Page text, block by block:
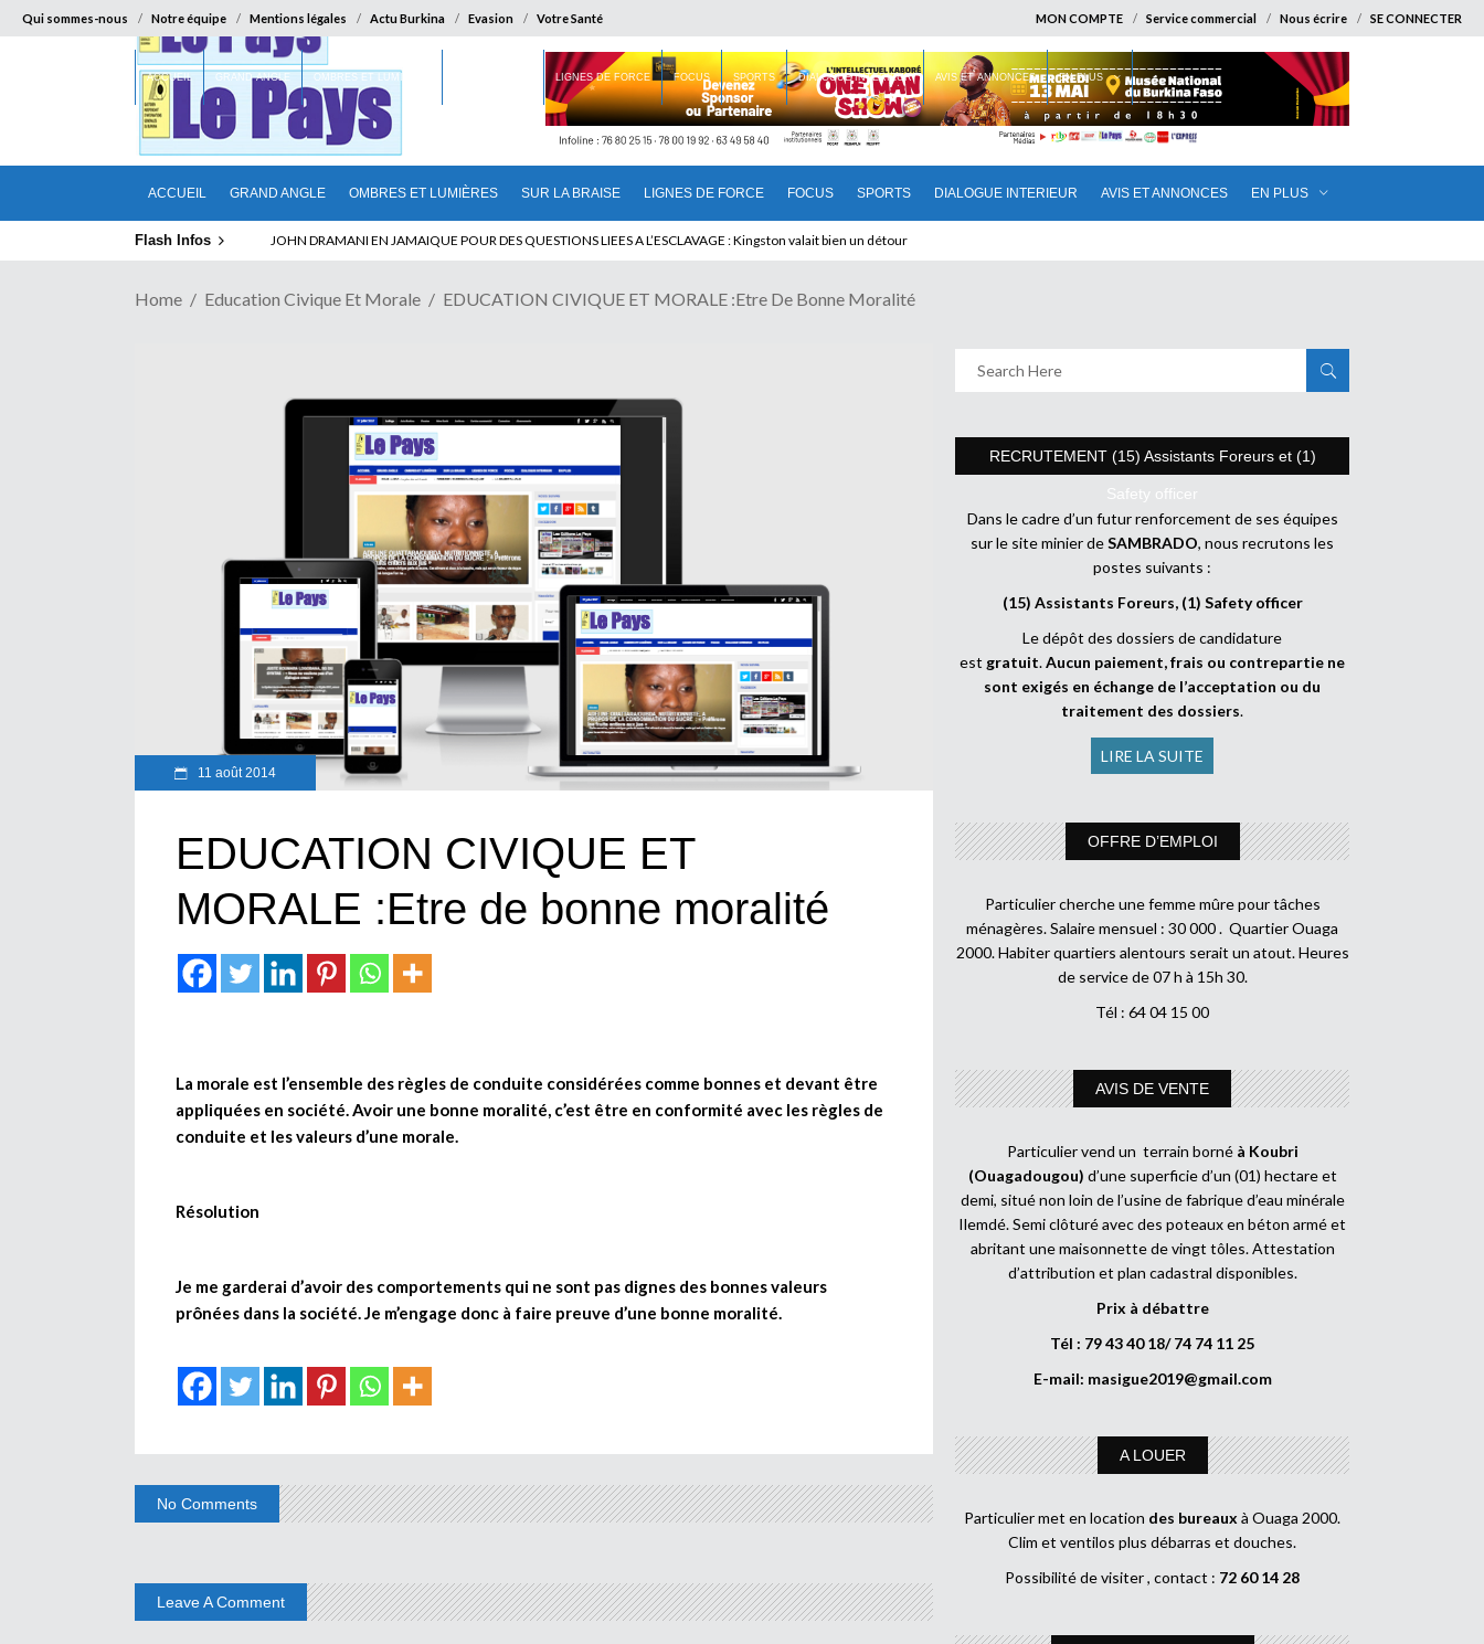
Qui sommes-nous Notre équipe Mentions légales Actu Burkina Evasion Votre Santé MON COMPTE Service commercial Nous écrire SE CONNECTER
ACCUEIL GRAND ANGLE OMBRES ET LUMIÈRES SUR LA BRAISE LIGNES DE FORCE FOCUS SPORTS DIALOGUE INTERIEUR AVIS ET ANNONCES EN PLUS
ACCUEIL GRAND ANGLE OMBRES ET LUMIÈRES LIGNES DE FORCE FOCUS SPORTS DIALOGUE INTERIEUR AVIS ET ANNONCES EN PLUS
Flash Infos ABSENCE PROLONGEE DE PAUL BIYA DU CAMEROUN : Qui pilote le Cameroun ?
Home Education Civique Et Morale EDUCATION CIVIQUE ET MORALE :Etre De Bonne Moralité
11 août 2014
EDUCATION CIVIQUE ET
MORALE :Etre de bonne moralité
La morale est l’ensemble des règles de conduite considérées comme bonnes et devant être
appliquées en société. Avoir une bonne moralité, c’est être en conformité avec les règles de
conduite et les valeurs d’une morale.
Résolution
Je me garderai d’avoir des comportements qui ne sont pas dignes des bonnes valeurs
prônées dans la société. Je m’engage donc à faire preuve d’une bonne moralité.
No Comments
Leave A Comment
RECRUTEMENT (15) Assistants Foreurs et (1)
Safety officer
Dans le cadre d’un futur renforcement de ses équipes
sur le site minier deSAMBRADO, nous recrutons les
postes suivants :
(15) Assistants Foreurs, (1) Safety officer
Le dépôt des dossiers de candidature
est gratuit.Aucun paiement, frais ou contrepartie ne
sont exigés en échange de l’acceptation ou du
traitement des dossiers.
LIRE LA SUITE
OFFRE D’EMPLOI
Particulier cherche une femme mûre pour tâches
ménagères. Salaire mensuel : 30 000 . Quartier Ouaga
2000. Habiter quartiers alentours serait un atout. Heures
de service de 07 h à 15h 30.
Tél : 64 04 15 00
AVIS DE VENTE
Particulier vend un terrain borné à Koubri
(Ouagadougou) d’une superficie d’un (01) hectare et
demi, situé non loin de l’usine de fabrique d’eau minérale
Ilemdé. Semi clôturé avec des poteaux en béton armé et
abritant une maisonnette de vingt tôles. Attestation
d’attribution et plan cadastral disponibles.
Prix à débattre
Tél : 79 43 40 18/ 74 74 11 25
E-mail: masigue2019@gmail.com
A LOUER
Particulier met en location des bureaux à Ouaga 2000.
Clim et ventilos plus débarras et douches.
Possibilité de visiter , contact : 72 60 14 28